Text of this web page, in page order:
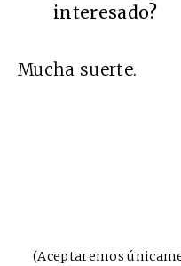
interesado?
Mucha suerte.
(Aceptaremos